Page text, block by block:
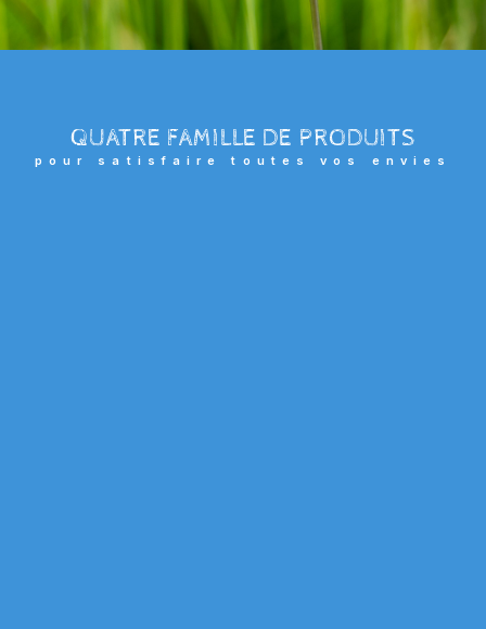
QUATRE FAMILLE DE PRODUITS
pour satisfaire toutes vos envies